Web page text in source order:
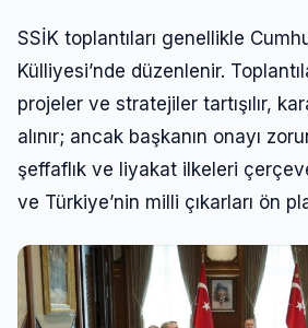
SSİK toplantıları genellikle
Külliyesi’nde düzenlenir.
projeler ve stratejiler tartışılır,
alınır; ancak başkanın onayı
şeffaflık ve liyakat ilkeleri
ve Türkiye’nin milli çıkarları ön